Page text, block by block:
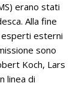
erano stati
Alla fine
esterni
sono
Koch, Lars
linea di